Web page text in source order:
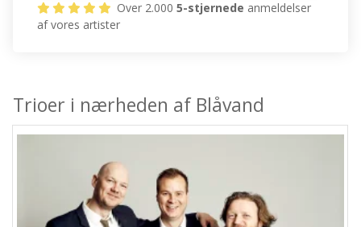
Over 2.0005-stjernede anmeldelser
af vores artister
Trioer i nærheden af Blåvand